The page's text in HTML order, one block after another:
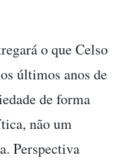
o que Celso
últimos anos de
de forma
não um
Perspectiva